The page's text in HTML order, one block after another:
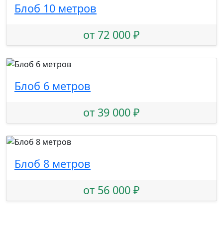
Блоб 10 метров
от 72 000 ₽
Блоб 6 метров
от 39 000 ₽
Блоб 8 метров
от 56 000 ₽